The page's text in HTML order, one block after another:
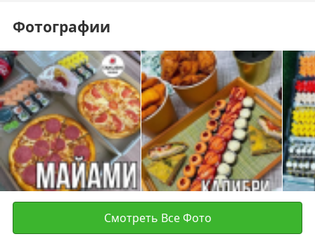
Фотографии
Смотреть Все Фото